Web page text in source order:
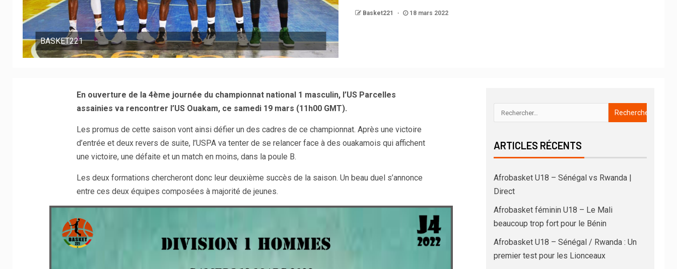
BASKET221
Basket221 18 mars 2022
En ouverture de la 4ème journée du championnat national 1 masculin, l’US Parcelles
assainies va rencontrer l’US Ouakam, ce samedi 19 mars (11h00 GMT).
Les promus de cette saison vont ainsi défier un des cadres de ce championnat. Après une victoire
d’entrée et deux revers de suite, l’USPA va tenter de se relancer face à des ouakamois qui affichent
une victoire, une défaite et un match en moins, dans la poule B.
Les deux formations chercheront donc leur deuxième succès de la saison. Un beau duel s’annonce
entre ces deux équipes composées à majorité de jeunes.
ARTICLES RÉCENTS
Afrobasket U18 – Sénégal vs Rwanda |
Direct
Afrobasket féminin U18 – Le Mali
beaucoup trop fort pour le Bénin
Afrobasket U18 – Sénégal / Rwanda : Un
premier test pour les Lionceaux